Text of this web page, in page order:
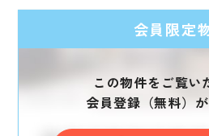
会員限定
この物件をご覧い
会員登録（無料）が